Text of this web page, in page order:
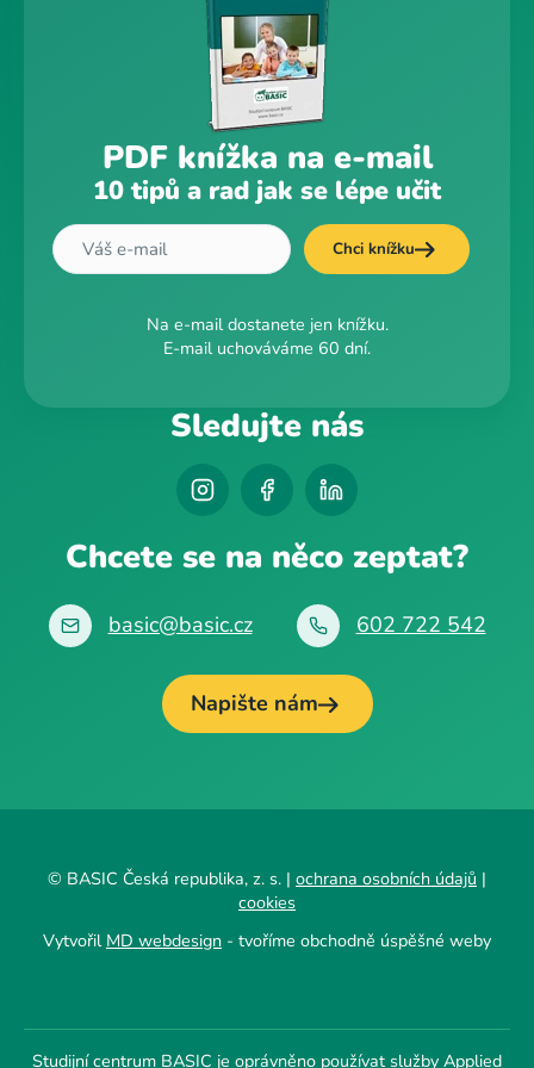
PDF knížka na e-mail
10 tipů a rad jak se lépe učit
Chci knížku
Na e-mail dostanete jen knížku.
E-mail uchováváme 60 dní.
Sledujte nás
Chcete se na něco zeptat?
basic@basic.cz 602 722 542
Napište nám
© BASIC Česká republika, z. s. | ochrana osobních údajů |
cookies
Vytvořil MD webdesign - tvoříme obchodně úspěšné weby
Studijní centrum BASIC je oprávněno používat služby Applied